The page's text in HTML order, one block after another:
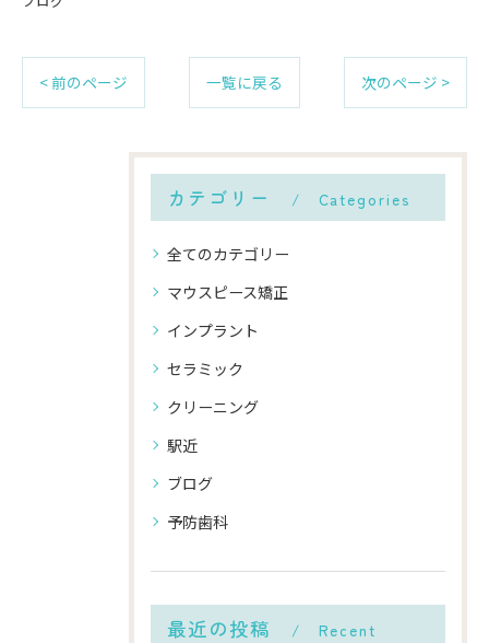
< 前のページ 一覧に戻る 次のページ >
カテゴリー Categories
全てのカテゴリー
マウスピース矯正
インプラント
セラミック
クリーニング
駅近
ブログ
予防歯科
最近の投稿
Recent